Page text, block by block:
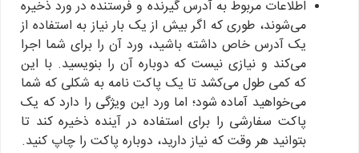
اطلاعات مربوط به آدرس گیرنده و فرستنده در ورد ذخیره
می‌شوند، طوری که اگر بیش از یک بار نیاز به استفاده از
یک آدرس خاص داشته باشید، ورد آن را برای شما اجرا
می‌کند و نیازی نیست که دوباره آن را بنویسید. با این
که کمی طول می‌کشد تا یک پاکت نامه به شکلی که شما
می‌خواهید آماده شود؛ اما ورد این ویژگی را دارد که یک
پاکت سفارشی را برای استفاده در آینده ذخیره کند تا
بتوانید هر وقت که نیاز دارید، دوباره پاکت را چاپ کنید.